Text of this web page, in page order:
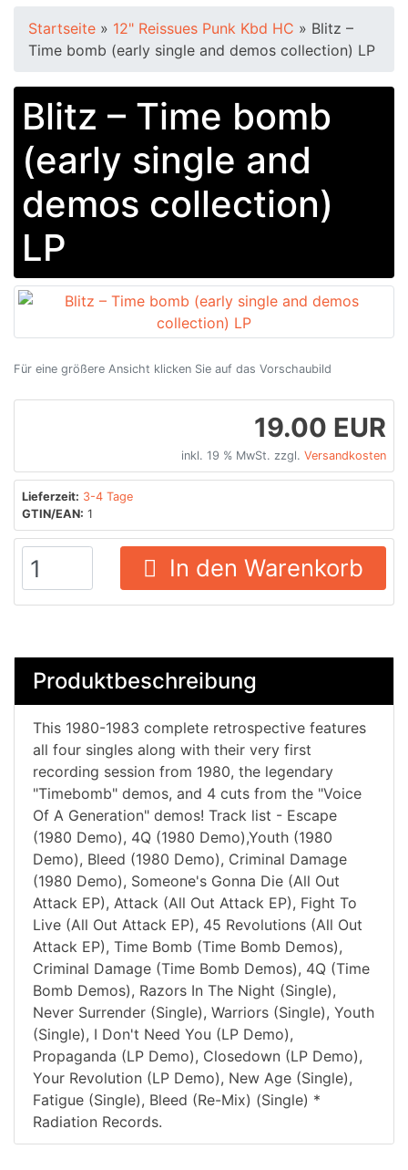
Startseite » 12" Reissues Punk Kbd HC » Blitz –
Time bomb (early single and demos collection) LP
Blitz – Time bomb
(early single and
demos collection)
LP
Für eine größere Ansicht klicken Sie auf das Vorschaubild
19.00 EUR
inkl. 19 % MwSt. zzgl. Versandkosten
Lieferzeit: 3-4 Tage
GTIN/EAN: 1
In den Warenkorb
Produktbeschreibung
This 1980-1983 complete retrospective features
all four singles along with their very first
recording session from 1980, the legendary
"Timebomb" demos, and 4 cuts from the "Voice
Of A Generation" demos! Track list - Escape
(1980 Demo), 4Q (1980 Demo),Youth (1980
Demo), Bleed (1980 Demo), Criminal Damage
(1980 Demo), Someone's Gonna Die (All Out
Attack EP), Attack (All Out Attack EP), Fight To
Live (All Out Attack EP), 45 Revolutions (All Out
Attack EP), Time Bomb (Time Bomb Demos),
Criminal Damage (Time Bomb Demos), 4Q (Time
Bomb Demos), Razors In The Night (Single),
Never Surrender (Single), Warriors (Single), Youth
(Single), I Don't Need You (LP Demo),
Propaganda (LP Demo), Closedown (LP Demo),
Your Revolution (LP Demo), New Age (Single),
Fatigue (Single), Bleed (Re-Mix) (Single) *
Radiation Records.